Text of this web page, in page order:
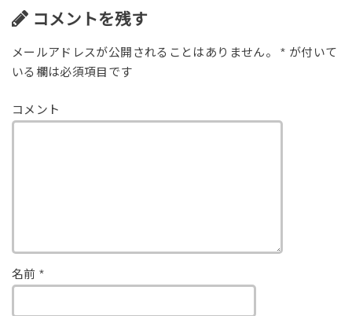
o
o
k
コメントを残す
メールアドレスが公開されることはありません。 * が付いて
いる欄は必須項目です
コメント
名前 *